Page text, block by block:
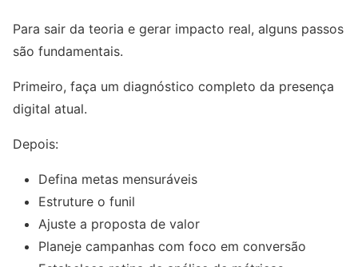
Para sair da teoria e gerar impacto real, alguns passos
são fundamentais.
Primeiro, faça um diagnóstico completo da presença
digital atual.
Depois:
Defina metas mensuráveis
Estruture o funil
Ajuste a proposta de valor
Planeje campanhas com foco em conversão